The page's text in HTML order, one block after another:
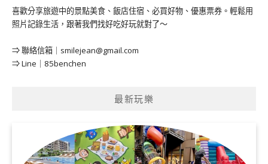
喜歡分享旅遊中的景點美食、飯店住宿、必買好物、優惠票券。輕鬆用
照片記錄生活，跟著我們找好吃好玩就對了～
⇒ 聯絡信箱｜ smilejean@gmail.com
⇒ Line｜85benchen
最新玩樂